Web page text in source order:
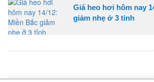
Giá heo hơi hôm nay
giảm nhẹ ở 3 tỉnh